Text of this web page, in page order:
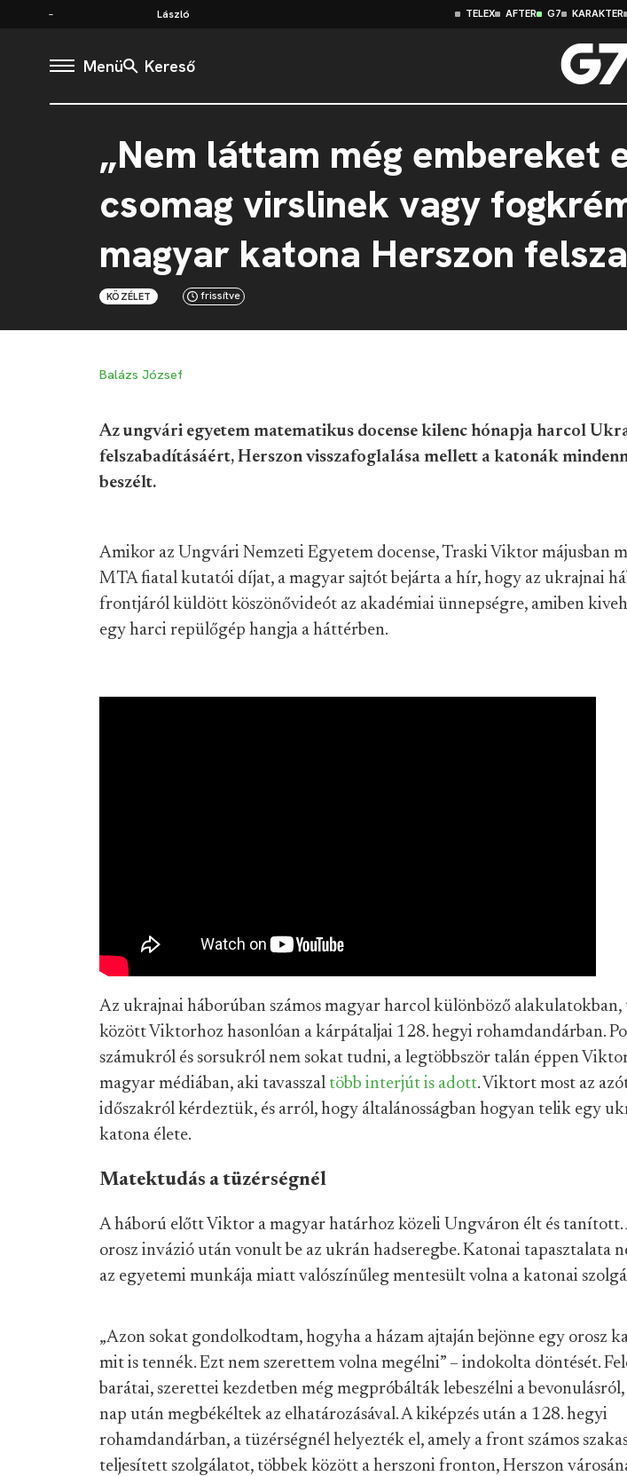
László TELEX AFTER G7 KARAKTER
Menü Kereső
„Nem láttam még embereket
csomag virslinek vagy
magyar katona Herszon
KÖZÉLET frissítve
Balázs József
Az ungvári egyetem matematikus docense kilenc hónapja harcol
felszabadításáért, Herszon visszafoglalása mellett a katonák
beszélt.
Amikor az Ungvári Nemzeti Egyetem docense, Traski Viktor májusban
MTA fiatal kutatói díjat, a magyar sajtót bejárta a hír, hogy az ukrajnai
frontjáról küldött köszönővideót az akadémiai ünnepségre, amiben
egy harci repülőgép hangja a háttérben.
Az ukrajnai háborúban számos magyar harcol különböző alakulatokban,
között Viktorhoz hasonlóan a kárpátaljai 128. hegyi rohamdandárban.
számukról és sorsukról nem sokat tudni, a legtöbbször talán éppen
magyar médiában, aki tavasszal több interjút is adott. Viktort most az
időszakról kérdeztük, és arról, hogy általánosságban hogyan telik egy
katona élete.
Matektudás a tüzérségnél
A háború előtt Viktor a magyar határhoz közeli Ungváron élt és
orosz invázió után vonult be az ukrán hadseregbe. Katonai tapasztalata
az egyetemi munkája miatt valószínűleg mentesült volna a katonai
„Azon sokat gondolkodtam, hogyha a házam ajtaján bejönne egy orosz
mit is tennék. Ezt nem szerettem volna megélni” – indokolta döntését.
barátai, szerettei kezdetben még megpróbálták lebeszélni a
nap után megbékéltek az elhatározásával. A kiképzés után a 128. hegyi
rohamdandárban, a tüzérségnél helyezték el, amely a front számos
teljesített szolgálatot, többek között a herszoni fronton, Herszon